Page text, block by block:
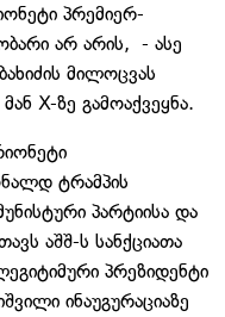
პრემიერ-
არ არის, - ასე
მილოცვას
X-ზე გამოაქვეყნა.
ტრამპის
პარტიისა და
აშშ-ს სანქციათა
პრეზიდენტი
ინაუგურაციაზე